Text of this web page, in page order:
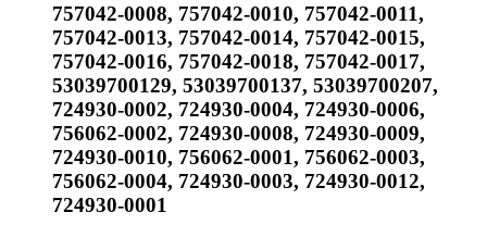
757042-0008, 757042-0010, 757042-0011,
757042-0013, 757042-0014, 757042-0015,
757042-0016, 757042-0018, 757042-0017,
53039700129, 53039700137, 53039700207,
724930-0002, 724930-0004, 724930-0006,
756062-0002, 724930-0008, 724930-0009,
724930-0010, 756062-0001, 756062-0003,
756062-0004, 724930-0003, 724930-0012,
724930-0001